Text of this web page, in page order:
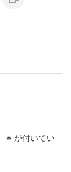
※ が付いてい